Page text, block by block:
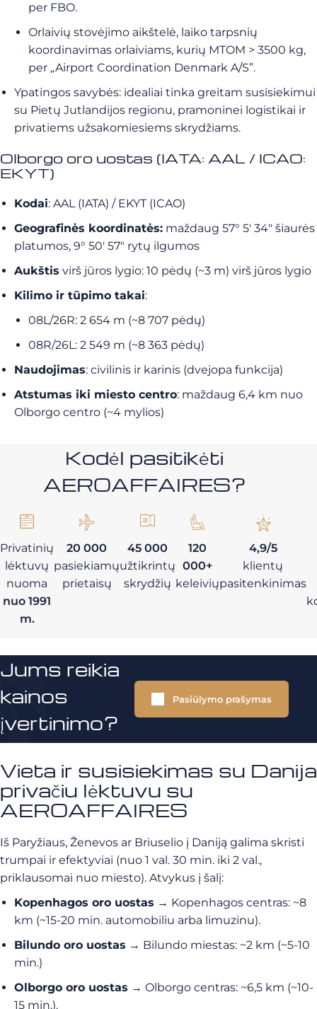
per FBO.
Orlaivių stovėjimo aikštelė, laiko tarpsnių
koordinavimas orlaiviams, kurių MTOM > 3500 kg,
per „Airport Coordination Denmark A/S”.
Ypatingos savybės: idealiai tinka greitam susisiekimui
su Pietų Jutlandijos regionu, pramoninei logistikai ir
privatiems užsakomiesiems skrydžiams.
Olborgo oro uostas (IATA: AAL / ICAO:
EKYT)
Kodai: AAL (IATA) / EKYT (ICAO)
Geografinės koordinatės: maždaug 57° 5′ 34″ šiaurės
platumos, 9° 50′ 57″ rytų ilgumos
Aukštis virš jūros lygio: 10 pėdų (~3 m) virš jūros lygio
Kilimo ir tūpimo takai:
08L/26R: 2 654 m (~8 707 pėdų)
08R/26L: 2 549 m (~8 363 pėdų)
Naudojimas: civilinis ir karinis (dvejopa funkcija)
Atstumas iki miesto centro: maždaug 6,4 km nuo
Olborgo centro (~4 mylios)
Kodėl pasitikėti
AEROAFFAIRES?
Privatinių
lėktuvų
nuoma
nuo 1991
m.
20 000
pasiekiamų
prietaisų
45 000
užtikrintų
skrydžių
120
000+
keleivių
4,9/5
klientų
pasitenkinimas
Jums reikia
kainos
įvertinimo?
Pasiūlymo prašymas
Vieta ir susisiekimas su Danija
privačiu lėktuvu su
AEROAFFAIRES
Iš Paryžiaus, Ženevos ar Briuselio į Daniją galima skristi
trumpai ir efektyviai (nuo 1 val. 30 min. iki 2 val.,
priklausomai nuo miesto). Atvykus į šalį:
Kopenhagos oro uostas → Kopenhagos centras: ~8
km (~15-20 min. automobiliu arba limuzinu).
Bilundo oro uostas → Bilundo miestas: ~2 km (~5-10
min.)
Olborgo oro uostas → Olborgo centras: ~6,5 km (~10-
15 min.).